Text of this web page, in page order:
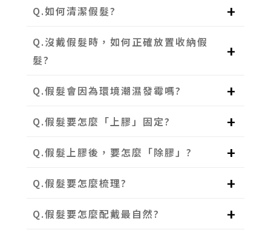
Q.如何清潔假髮?
Q.沒戴假髮時，如何正確放置收納假
髮?
Q.假髮會因為環境潮濕發霉嗎?
Q.假髮要怎麼「上膠」固定?
Q.假髮上膠後，要怎麼「除膠」?
Q.假髮要怎麼梳理?
Q.假髮要怎麼配戴最自然?